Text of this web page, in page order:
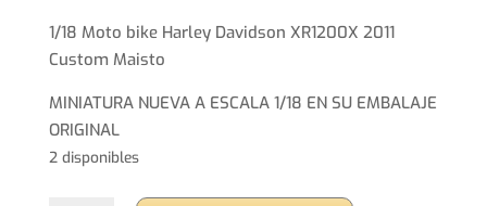
original
era:
19,99€.
actual
18,99€.
1/18 Moto bike Harley Davidson XR1200X 2011
Custom Maisto
MINIATURA NUEVA A ESCALA 1/18 EN SU EMBALAJE
ORIGINAL
2 disponibles